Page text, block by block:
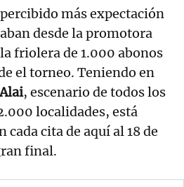
más expectación
desde la promotora
friolera de 1.000 abonos
el torneo. Teniendo en
, escenario de todos los
localidades, está
cita de aquí al 18 de
final.